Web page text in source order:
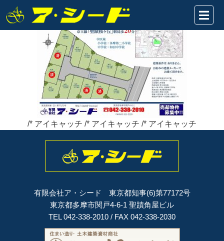
東寺方14区画★販売図2022.10.29HP. 2022年10月29日
/* アイキャッチ /* アイキャッチ /* アイキャッチ
有限会社ア・シード 東京都知事(6)第77172号
東京都多摩市関戸4-6-1 聖蹟角屋ビル
TEL 042-338-2010 / FAX 042-338-2030